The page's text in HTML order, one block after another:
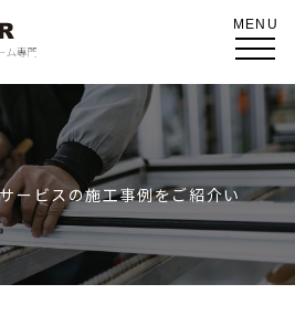
ービスの施工事例をご紹介い